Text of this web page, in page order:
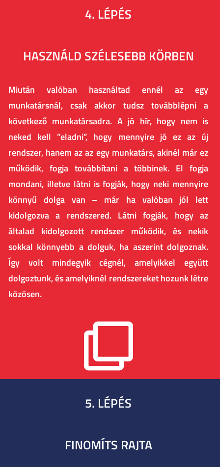
4. LÉPÉS
HASZNÁLD SZÉLESEBB KÖRBEN
Miután valóban használtad ennél az egy
munkatársnál, csak akkor tudsz továbblépni a
következő munkatársadra. A jó hír, hogy nem is
neked kell ”eladni”, hogy mennyire jó ez az új
rendszer, hanem az az egy munkatárs, akinél már ez
működik, fogja továbbítani a többinek. El fogja
mondani, illetve látni is fogják, hogy neki mennyire
könnyű dolga van – már ha valóban jól lett
kidolgozva a rendszered. Látni fogják, hogy az
általad kidolgozott rendszer működik, és nekik
sokkal könnyebb a dolguk, ha aszerint dolgoznak.
Így volt mindegyik cégnél, amelyikkel együtt
dolgoztunk, és amelyiknél rendszereket hozunk létre
közösen.
5. LÉPÉS
FINOMÍTS RAJTA